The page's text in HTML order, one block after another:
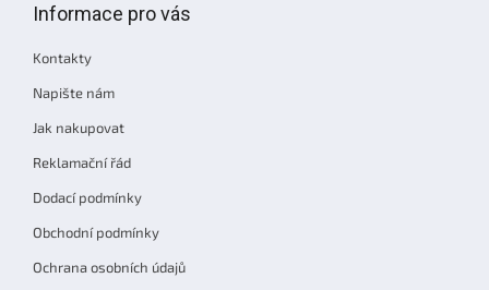
Informace pro vás
Kontakty
Napište nám
Jak nakupovat
Reklamační řád
Dodací podmínky
Obchodní podmínky
Ochrana osobních údajů